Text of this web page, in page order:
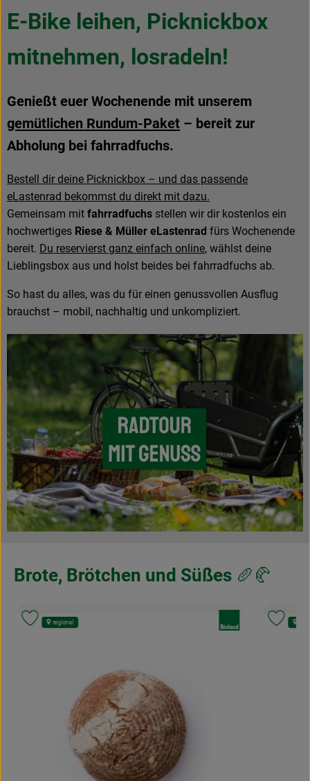
E-Bike leihen, Picknickbox
mitnehmen, losradeln!
Genießt euer Wochenende mit unserem
gemütlichen Rundum-Paket – bereit zur
Abholung bei fahrradfuchs.
Bestell dir deine Picknickbox – und das passende
eLastenrad bekommst du direkt mit dazu.
Gemeinsam mit fahrradfuchs stellen wir dir kostenlos ein
hochwertiges Riese & Müller eLastenrad fürs Wochenende
bereit. Du reservierst ganz einfach online, wählst deine
Lieblingsbox aus und holst beides bei fahrradfuchs ab.
So hast du alles, was du für einen genussvollen Ausflug
brauchst – mobil, nachhaltig und unkompliziert.
Brote, Brötchen und Süßes 🥖🥐
regional
Produkt zu Favouriten hinzufügen